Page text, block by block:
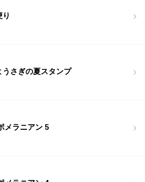
り
うさぎの夏スタンプ
メラニアン 5